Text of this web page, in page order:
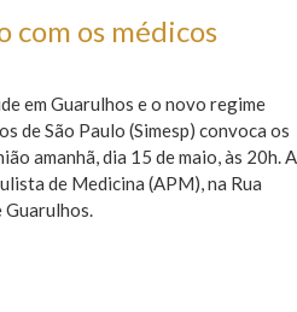
com os médicos
em Guarulhos e o novo regime
de São Paulo (Simesp) convoca os
amanhã, dia 15 de maio, às 20h. A
de Medicina (APM), na Rua